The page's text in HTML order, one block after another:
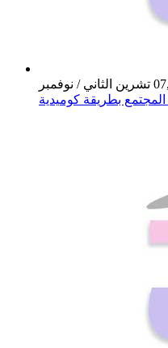
بطريقة كوميدية